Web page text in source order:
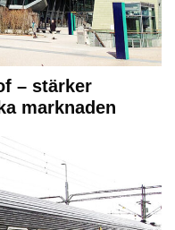
– stärker
marknaden